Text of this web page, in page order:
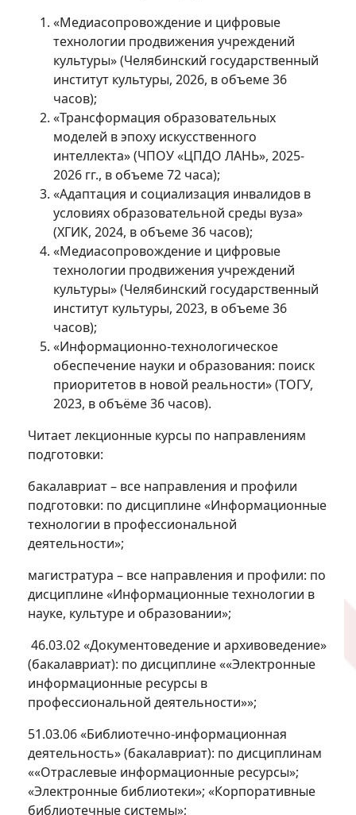
«Медиасопровождение и цифровые
технологии продвижения учреждений
культуры» (Челябинский государственный
институт культуры, 2026, в объеме 36
часов);
«Трансформация образовательных
моделей в эпоху искусственного
интеллекта» (ЧПОУ «ЦПДО ЛАНЬ», 2025-
2026 гг., в объеме 72 часа);
«Адаптация и социализация инвалидов в
условиях образовательной среды вуза»
(ХГИК, 2024, в объеме 36 часов);
«Медиасопровождение и цифровые
технологии продвижения учреждений
культуры» (Челябинский государственный
институт культуры, 2023, в объеме 36
часов);
«Информационно-технологическое
обеспечение науки и образования: поиск
приоритетов в новой реальности» (ТОГУ,
2023, в объёме 36 часов).
Читает лекционные курсы по направлениям
подготовки:
бакалавриат – все направления и профили
подготовки: по дисциплине «Информационные
технологии в профессиональной
деятельности»;
магистратура – все направления и профили: по
дисциплине «Информационные технологии в
науке, культуре и образовании»;
46.03.02 «Документоведение и архивоведение»
(бакалавриат): по дисциплине ««Электронные
информационные ресурсы в
профессиональной деятельности»»;
51.03.06 «Библиотечно-информационная
деятельность» (бакалавриат): по дисциплинам
««Отраслевые информационные ресурсы»;
«Электронные библиотеки»; «Корпоративные
библиотечные системы»;